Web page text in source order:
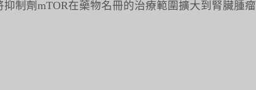
制劑mTOR在藥物名冊的治療範圍擴大到腎臟腫